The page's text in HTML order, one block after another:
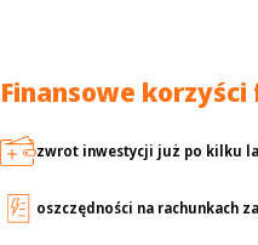
Finansowe
zwrot inwestycji już po kilku
oszczędności na rachunkach